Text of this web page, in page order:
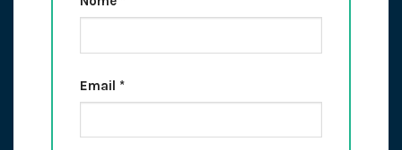
Email *